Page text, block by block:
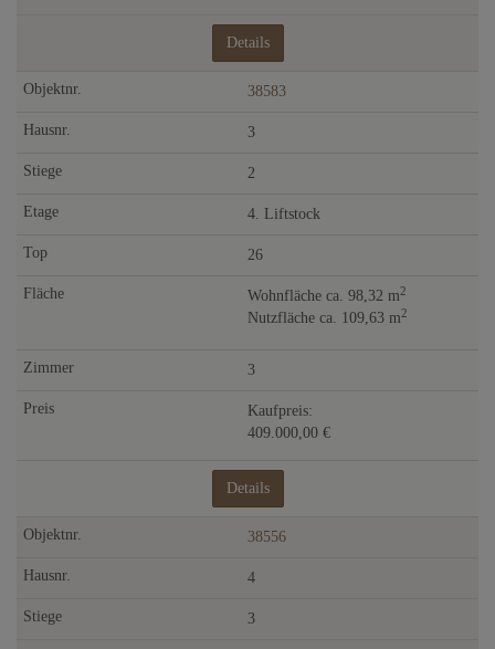
Details
38583
3
2
4. Liftstock
26
Wohnfläche ca. 98,32 m2
Nutzfläche ca. 109,63 m2
3
Kaufpreis:
409.000,00 €
Details
38556
4
3